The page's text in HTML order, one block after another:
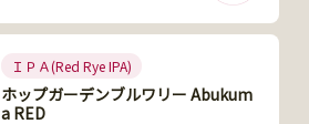
ＩＰＡ(Red Rye IPA)
ホップガーデンブルワリー Abukum
a RED